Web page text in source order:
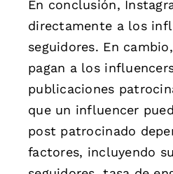
En conclusión,
directamente a los
seguidores. En
pagan a los
publicaciones
que un influencer
post patrocinado
factores, incluyendo